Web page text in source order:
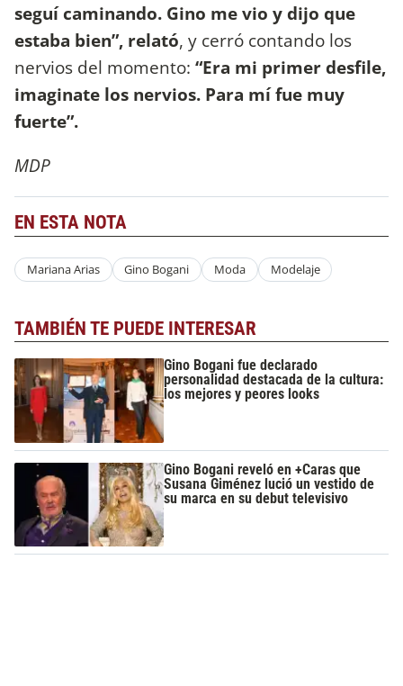
seguí caminando. Gino me vio y dijo que
estaba bien”, relató, y cerró contando los
nervios del momento: “Era mi primer desfile,
imaginate los nervios. Para mí fue muy
fuerte”.
MDP
EN ESTA NOTA
Mariana Arias Gino Bogani Moda Modelaje
TAMBIÉN TE PUEDE INTERESAR
Gino Bogani fue declarado
personalidad destacada de la cultura:
los mejores y peores looks
Gino Bogani reveló en +Caras que
Susana Giménez lució un vestido de
su marca en su debut televisivo